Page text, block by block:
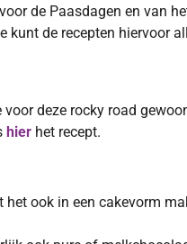
de Paasdagen en van
kunt de recepten hiervoor
deze rocky road
hier het recept.
het ook in een cakevorm